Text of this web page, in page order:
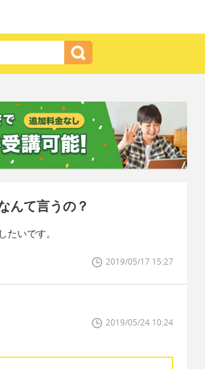
んて言うの？
いです。
2019/05/17 15:27
2019/05/24 10:24